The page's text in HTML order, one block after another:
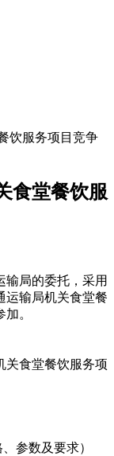
饮服务项目竞争
食堂餐饮服
输局的委托，采用
运输局机关食堂餐
。
关食堂餐饮服务项
参数及要求）